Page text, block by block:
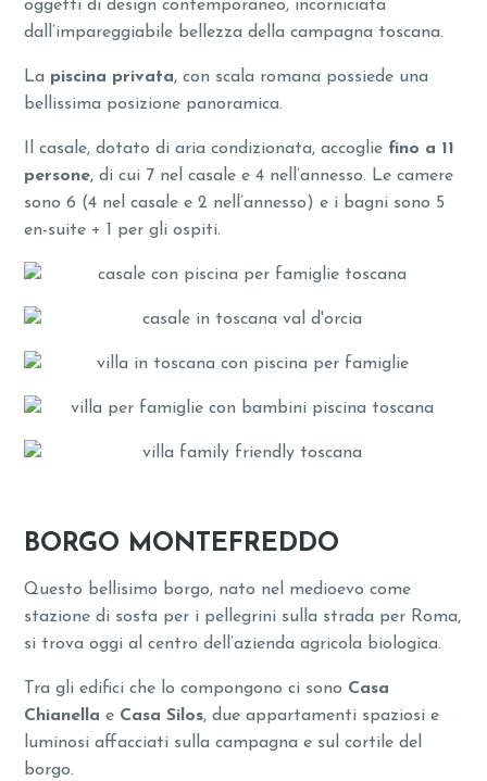
oggetti di design contemporaneo, incorniciata
dall’impareggiabile bellezza della campagna toscana.
La piscina privata, con scala romana possiede una
bellissima posizione panoramica.
Il casale, dotato di aria condizionata, accoglie fino a 11
persone, di cui 7 nel casale e 4 nell’annesso. Le camere
sono 6 (4 nel casale e 2 nell’annesso) e i bagni sono 5
en-suite + 1 per gli ospiti.
BORGO MONTEFREDDO
Questo bellisimo borgo, nato nel medioevo come
stazione di sosta per i pellegrini sulla strada per Roma,
si trova oggi al centro dell’azienda agricola biologica.
Tra gli edifici che lo compongono ci sono Casa
Chianellae Casa Silos, due appartamenti spaziosi e
luminosi affacciati sulla campagna e sul cortile del
borgo.